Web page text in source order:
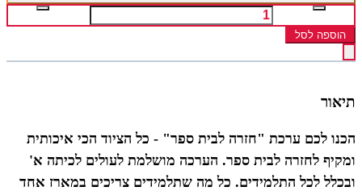
הוספה לסל
תיאור
הכנו לכם ערכת "חזרה לבית ספר" - כל הציוד הכי איכותית
ומקיף לחזרה לבית ספר. הערכה מושלמת לעולים לכיתה א'
ובכלל לכל התלמידים. כל מה שתלמידים צריכים במארז אחד